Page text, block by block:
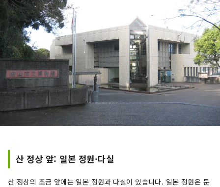
산 정상 앞: 일본 정원·다실
산 정상의 조금 앞에는 일본 정원과 다실이 있습니다. 일본 정원은 문